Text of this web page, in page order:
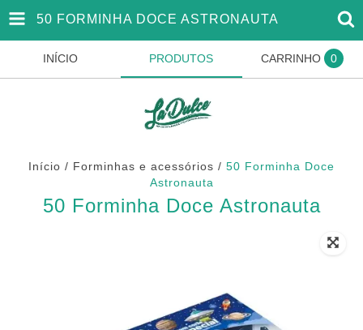
50 FORMINHA DOCE ASTRONAUTA
INÍCIO PRODUTOS CARRINHO 0
Início / Forminhas e acessórios / 50 Forminha Doce
Astronauta
50 Forminha Doce Astronauta